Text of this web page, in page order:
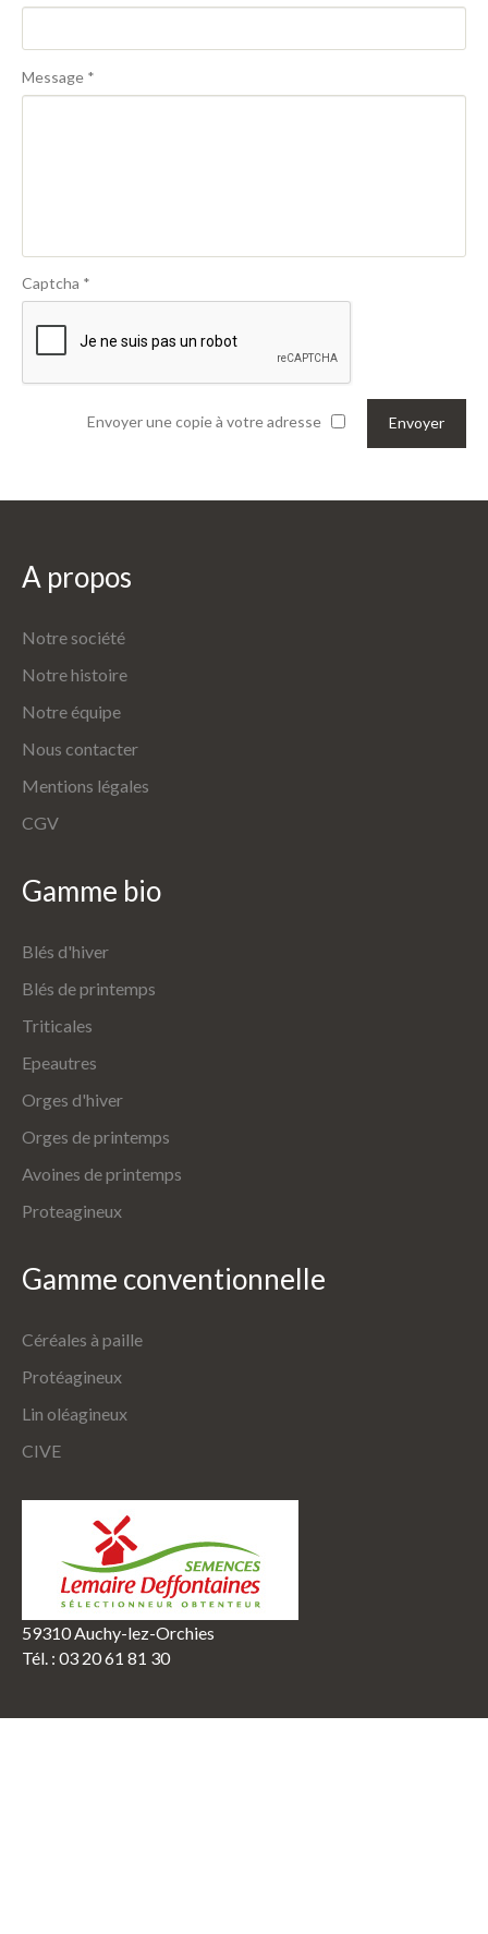
Message *
Captcha *
Envoyer
Envoyer une copie à votre adresse
A propos
Notre société
Notre histoire
Notre équipe
Nous contacter
Mentions légales
CGV
Gamme bio
Blés d'hiver
Blés de printemps
Triticales
Epeautres
Orges d'hiver
Orges de printemps
Avoines de printemps
Proteagineux
Gamme conventionnelle
Céréales à paille
Protéagineux
Lin oléagineux
CIVE
59310 Auchy-lez-Orchies
Tél. : 03 20 61 81 30